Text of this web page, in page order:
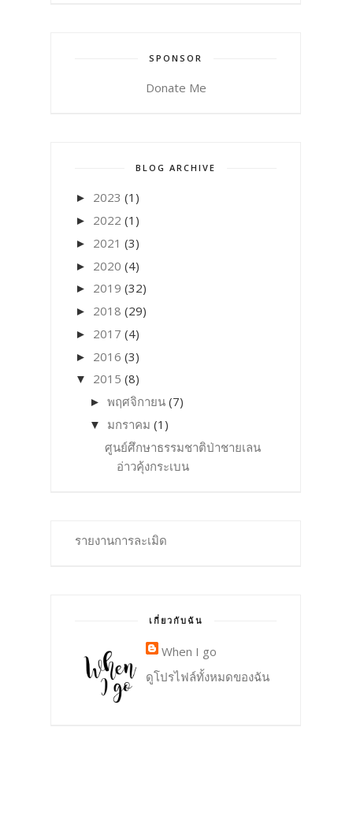
SPONSOR
Donate Me
BLOG ARCHIVE
► 2023 (1)
► 2022 (1)
► 2021 (3)
► 2020 (4)
► 2019 (32)
► 2018 (29)
► 2017 (4)
► 2016 (3)
▼ 2015 (8)
► พฤศจิกายน (7)
▼ มกราคม (1)
ศูนย์ศึกษาธรรมชาติป่าชายเลน
อ่าวคุ้งกระเบน
รายงานการละเมิด
เกี่ยวกับฉัน
When I go
ดูโปรไฟล์ทั้งหมดของฉัน